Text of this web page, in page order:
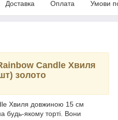
Доставка Оплата Умови
Candle Хвиля
золото
Хвиля довжиною 15 см
будь-якому торті. Вони